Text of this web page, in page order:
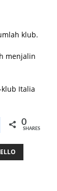
klub.
menjalin
Italia
0
SHARES